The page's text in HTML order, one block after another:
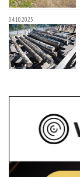
04.10.2025